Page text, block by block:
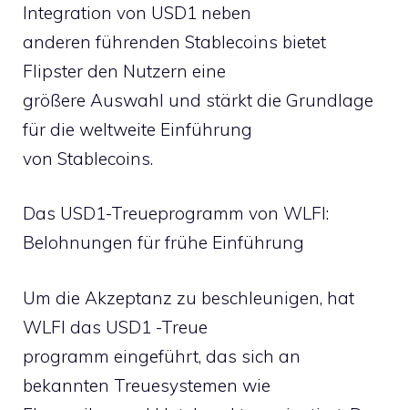
Integration von USD1 neben
anderen führenden Stablecoins bietet
Flipster den Nutzern eine
größere Auswahl und stärkt die Grundlage
für die weltweite Einführung
von Stablecoins.
Das USD1-Treueprogramm von WLFI:
Belohnungen für frühe Einführung
Um die Akzeptanz zu beschleunigen, hat
WLFI das USD1 -Treue
programm eingeführt, das sich an
bekannten Treuesystemen wie